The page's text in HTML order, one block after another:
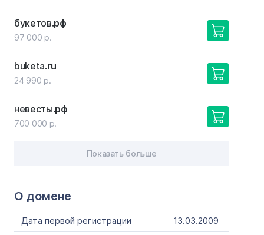
О домене
Дата первой регистрации
13.03.2009
букетов.рф
97 000 р.
buketa.ru
24 990 р.
невесты.рф
700 000 р.
Показать больше